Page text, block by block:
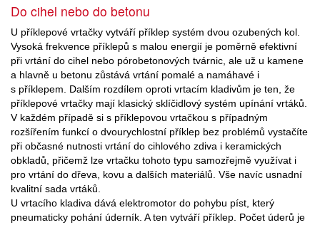
Do cihel nebo do betonu
U příklepové vrtačky vytváří příklep systém dvou ozubených kol.
Vysoká frekvence příklepů s malou energií je poměrně efektivní
při vrtání do cihel nebo pórobetonových tvárnic, ale už u kamene
a hlavně u betonu zůstává vrtání pomalé a namáhavé i
s příklepem. Dalším rozdílem oproti vrtacím kladivům je ten, že
příklepové vrtačky mají klasický sklíčidlový systém upínání vrtáků.
V každém případě si s příklepovou vrtačkou s případným
rozšířením funkcí o dvourychlostní příklep bez problémů vystačíte
při občasné nutnosti vrtání do cihlového zdiva i keramických
obkladů, přičemž lze vrtačku tohoto typu samozřejmě využívat i
pro vrtání do dřeva, kovu a dalších materiálů. Vše navíc usnadní
kvalitní sada vrtáků.
U vrtacího kladiva dává elektromotor do pohybu píst, který
pneumaticky pohání úderník. A ten vytváří příklep. Počet úderů je